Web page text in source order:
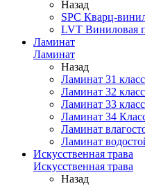
Назад
SPC Кварц-
LVT Виниловая
Ламинат
Ламинат
Назад
Ламинат 31
Ламинат 32
Ламинат 33
Ламинат 34
Ламинат
Ламинат
Искусственная трава
Искусственная трава
Назад